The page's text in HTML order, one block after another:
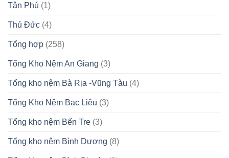
Tân Phú (1)
Thủ Đức (4)
Tổng hợp (258)
Tổng Kho Nệm An Giang (3)
Tổng kho nệm Bà Rịa -Vũng Tàu (4)
Tổng Kho Nệm Bạc Liêu (3)
Tổng kho nệm Bến Tre (3)
Tổng kho nệm Bình Dương (8)